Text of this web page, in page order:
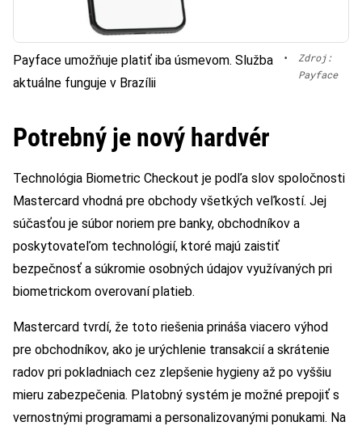
Payface umožňuje platiť iba úsmevom. Služba
aktuálne funguje v Brazílii
•
Zdroj:
Payface
Potrebný je nový hardvér
Technológia Biometric Checkout je podľa slov spoločnosti
Mastercard vhodná pre obchody všetkých veľkostí. Jej
súčasťou je súbor noriem pre banky, obchodníkov a
poskytovateľom technológií, ktoré majú zaistiť
bezpečnosť a súkromie osobných údajov využívaných pri
biometrickom overovaní platieb.
Mastercard tvrdí, že toto riešenia prináša viacero výhod
pre obchodníkov, ako je urýchlenie transakcií a skrátenie
radov pri pokladniach cez zlepšenie hygieny až po vyššiu
mieru zabezpečenia. Platobný systém je možné prepojiť s
vernostnými programami a personalizovanými ponukami. Na